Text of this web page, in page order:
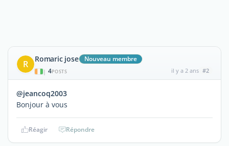
R Romaric jose Nouveau membre
| 4POSTS il y a 2 ans #2
@jeancoq2003
Bonjour à vous
Réagir Répondre